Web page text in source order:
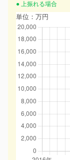
● 上振れる場合
単位：万円